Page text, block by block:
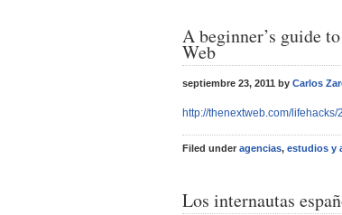
A beginner’s guide
Web
septiembre 23, 2011 by Carlos
http://thenextweb.com/
Filed under agencias, estudios y
Los internautas